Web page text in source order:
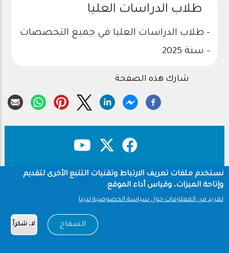
طلاب الدراسات العليا
- طلاب الدراسات العليا في جميع التخصصات
- سنة 2025
شارك هذه الصفحة
Footer حقوق النشر
سياسة الخصوصية
شروط الاستخدام
نستخدم ملفات تعريف الارتباط وتقنيات التتبع الأخرى لتقديم
وإتاحة الميزات، وقياس أداء الموقع.
لمزيد من المعلومات حول سياسة الخصوصية لدينا
السماح لا، شكراً